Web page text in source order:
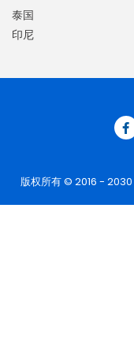
泰国
印尼
版权所有 © 2016 - 2030